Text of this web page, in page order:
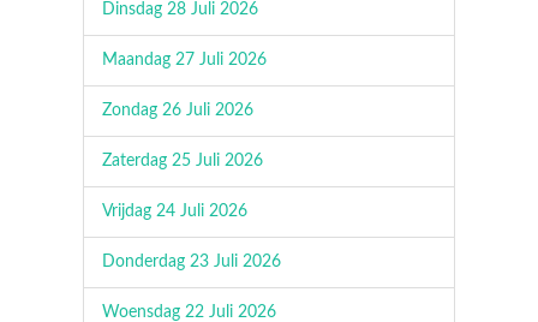
Dinsdag 28 Juli 2026
Maandag 27 Juli 2026
Zondag 26 Juli 2026
Zaterdag 25 Juli 2026
Vrijdag 24 Juli 2026
Donderdag 23 Juli 2026
Woensdag 22 Juli 2026